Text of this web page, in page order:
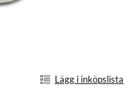
Lägg i inköpslista